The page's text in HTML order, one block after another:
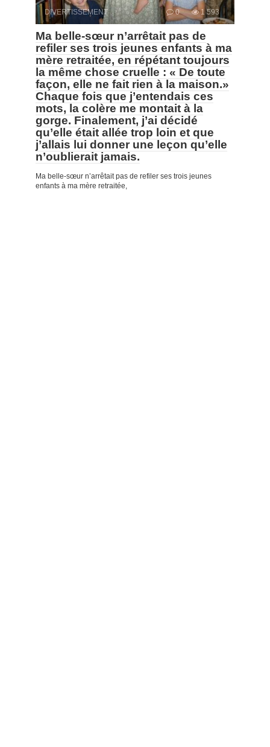
DIVERTISSEMENT 0 1 593
Ma belle-sœur n’arrêtait pas de
refiler ses trois jeunes enfants à ma
mère retraitée, en répétant toujours
la même chose cruelle : « De toute
façon, elle ne fait rien à la maison.»
Chaque fois que j’entendais ces
mots, la colère me montait à la
gorge. Finalement, j’ai décidé
qu’elle était allée trop loin et que
j’allais lui donner une leçon qu’elle
n’oublierait jamais.
Ma belle-sœur n’arrêtait pas de refiler ses trois jeunes
enfants à ma mère retraitée,